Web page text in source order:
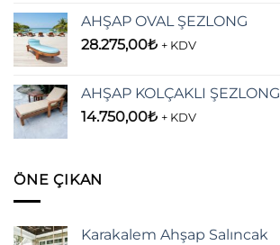
AHŞAP OVAL ŞEZLONG
28.275,00₺ + KDV
AHŞAP KOLÇAKLI ŞEZLONG
14.750,00₺ + KDV
ÖNE ÇIKAN
Karakalem Ahşap Salıncak